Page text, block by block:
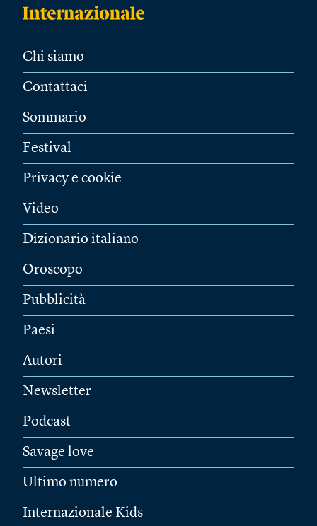
Chi siamo
Contattaci
Sommario
Festival
Privacy e cookie
Video
Dizionario italiano
Oroscopo
Pubblicità
Paesi
Autori
Newsletter
Podcast
Savage love
Ultimo numero
Internazionale Kids